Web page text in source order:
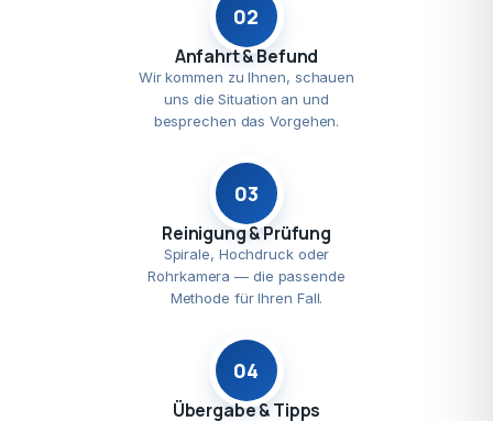
02
Anfahrt & Befund
Wir kommen zu Ihnen, schauen
uns die Situation an und
besprechen das Vorgehen.
03
Reinigung & Prüfung
Spirale, Hochdruck oder
Rohrkamera — die passende
Methode für Ihren Fall.
04
Übergabe & Tipps